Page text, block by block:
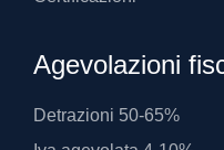
Agevolazioni
Detrazioni 50-65%